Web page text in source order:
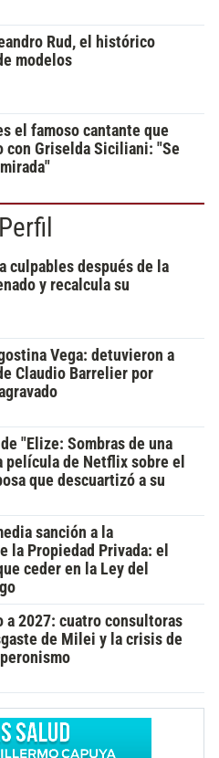
Rud, el histórico
modelos
el famoso cantante que
con Griselda Siciliani: "Se
culpables después de la
y recalcula su
Vega: detuvieron a
Claudio Barrelier por
"Elize: Sombras de una
película de Netflix sobre el
que descuartizó a su
sanción a la
la Propiedad Privada: el
ceder en la Ley del
a 2027: cuatro consultoras
de Milei y la crisis de